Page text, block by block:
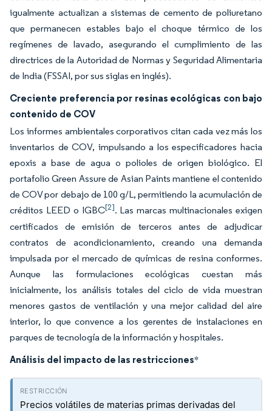
igualmente actualizan a sistemas de cemento de poliuretano
que permanecen estables bajo el choque térmico de los
regímenes de lavado, asegurando el cumplimiento de las
directrices de la Autoridad de Normas y Seguridad Alimentaria
de India (FSSAI, por sus siglas en inglés).
Creciente preferencia por resinas ecológicas con bajo
contenido de COV
Los informes ambientales corporativos citan cada vez más los
inventarios de COV, impulsando a los especificadores hacia
epoxis a base de agua o polioles de origen biológico. El
portafolio Green Assure de Asian Paints mantiene el contenido
de COV por debajo de 100 g/L, permitiendo la acumulación de
créditos LEED o IGBC[2]. Las marcas multinacionales exigen
certificados de emisión de terceros antes de adjudicar
contratos de acondicionamiento, creando una demanda
impulsada por el mercado de químicas de resina conformes.
Aunque las formulaciones ecológicas cuestan más
inicialmente, los análisis totales del ciclo de vida muestran
menores gastos de ventilación y una mejor calidad del aire
interior, lo que convence a los gerentes de instalaciones en
parques de tecnología de la información y hospitales.
Análisis del impacto de las restricciones*
Precios volátiles de materias primas derivadas del